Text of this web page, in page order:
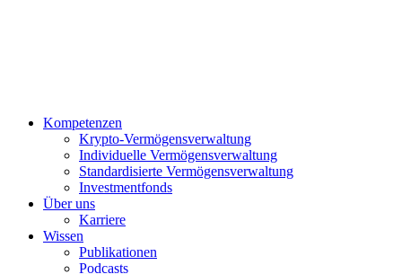
Kompetenzen
Krypto-Vermögensverwaltung
Individuelle Vermögensverwaltung
Standardisierte Vermögensverwaltung
Investmentfonds
Über uns
Karriere
Wissen
Publikationen
Podcasts